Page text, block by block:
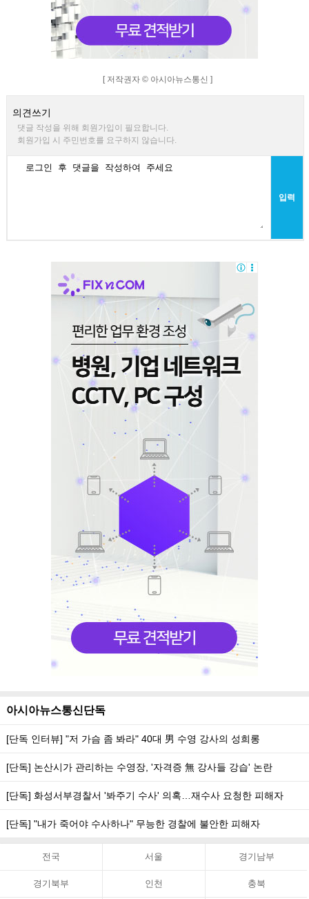
[ 저작권자 © 아시아뉴스통신 ]
의견쓰기
댓글 작성을 위해 회원가입이 필요합니다.
회원가입 시 주민번호를 요구하지 않습니다.
입력
아시아뉴스통신단독
[단독 인터뷰] "저 가슴 좀 봐라" 40대 男 수영 강사의 성희롱
[단독] 논산시가 관리하는 수영장, '자격증 無 강사들 강습' 논란
[단독] 화성서부경찰서 '봐주기 수사' 의혹…재수사 요청한 피해자
[단독] "내가 죽어야 수사하나" 무능한 경찰에 불안한 피해자
전국 서울 경기남부
경기북부 인천 충북